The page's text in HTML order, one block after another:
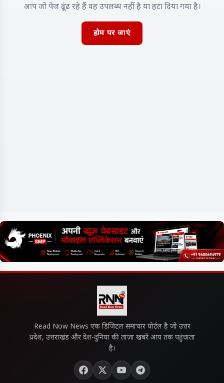
आप जो पेज ढूंढ रहे हैं वह उपलब्ध नहीं है या हटा दिया गया है।
होम पर जाएं
Read Now News एक डिजिटल समाचार पोर्टल है जो उत्तर
प्रदेश, उत्तराखंड और देश-दुनिया की ताज़ा खबरें आप तक पहुंचाता
है।